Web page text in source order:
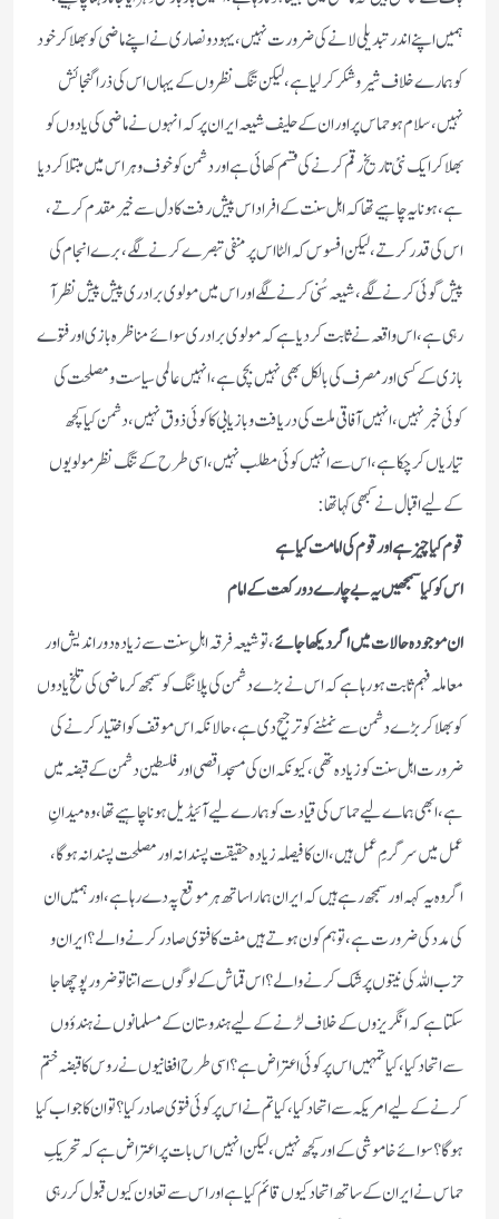
ہمیں اپنے اندر تبدیلی لانے کی ضرورت نہیں ، یہود و نصاری نے اپنے ماضی کو بھلا کر خود
کو ہمارے خلاف شیر و شکر کر لیا ہے ، لیکن تنگ نظروں کے یہاں اس کی ذرا گنجائش
نہیں ، سلام ہو حماس پر اور ان کے حلیف شیعہ ایران پر کہ انہوں نے ماضی کی یادوں کو
بھلا کر ایک نئی تاریخ رقم کرنے کی قسم کھائی ہے اور دشمن کو خوف و ہراس میں مبتلا کر دیا
ہے ، ہونا یہ چاہیے تھا کہ اہل سنت کے افراد اس پیش رفت کا دل سے خیر مقدم کرتے ،
اس کی قدر کرتے ، لیکن افسوس کہ الٹا اس پر منفی تبصرے کرنے لگے ، برے انجام کی
پیش گوئی کرنے لگے ، شیعہ سُنی کرنے لگے اور اس میں مولوی برادری پیش پیش نظر آ
رہی ہے ، اس واقعہ نے ثابت کر دیا ہے کہ مولوی برادری سوائے مناظرہ بازی اور فتوے
بازی کے کسی اور مصرف کی بالکل بھی نہیں بچی ہے ، انہیں عالمی سیاست و مصلحت کی
کوئی خبر نہیں ، انہیں آفاقی ملت کی دریافت و بازیابی کا کوئی ذوق نہیں ، دشمن کیا کچھ
تیاریاں کر چکا ہے ، اس سے انہیں کوئی مطلب نہیں ، اسی طرح کے تنگ نظر مولویوں
کے لیے اقبال نے کبھی کہا تھا :
قوم کیا چیز ہے اور قوم کی امامت کیا ہے
اس کو کیا سمجھیں یہ بے چارے دو رکعت کے امام
ان موجودہ حالات میں اگر دیکھا جائے، تو شیعہ فرقہ اہلِ سنت سے زیادہ دور اندیش اور
معاملہ فہم ثابت ہو رہا ہے کہ اس نے بڑے دشمن کی پلاننگ کو سمجھ کر ماضی کی تلخ یادوں
کو بھلا کر بڑے دشمن سے نمٹنے کو ترجیح دی ہے ، حالانکہ اس موقف کو اختیار کرنے کی
ضرورت اہل سنت کو زیادہ تھی ، کیونکہ ان کی مسجد اقصی اور فلسطین دشمن کے قبضہ میں
ہے ، ابھی ہماے لیے حماس کی قیادت کو ہمارے لیے آئیڈیل ہونا چاہیے تھا ، وہ میدانِ
عمل میں سرگرمِ عمل ہیں ، ان کا فیصلہ زیادہ حقیقت پسندانہ اور مصلحت پسندانہ ہوگا ،
اگر وہ یہ کہہ اور سمجھ رہے ہیں کہ ایران ہمارا ساتھ ہر موقع پہ دے رہا ہے ، اور ہمیں ان
کی مدد کی ضرورت ہے ، تو ہم کون ہوتے ہیں مفت کا فتوی صادر کرنے والے ؟ ایران و
حزب اللہ کی نیتوں پر شک کرنے والے ؟ اس قماش کے لوگوں سے اتنا تو ضرور پوچھا جا
سکتا ہے کہ انگریزوں کے خلاف لڑنے کے لیے ہندوستان کے مسلمانوں نے ہندؤوں
سے اتحاد کیا ، کیا تمہیں اس پر کوئی اعتراض ہے ؟ اسی طرح افغانیوں نے روس کا قبضہ ختم
کرنے کے لیے امریکہ سے اتحاد کیا ، کیا تم نے اس پر کوئی فتوی صادر کیا ؟ تو ان کا جواب کیا
ہوگا ؟ سوائے خاموشی کے اور کچھ نہیں ، لیکن انہیں اس بات پر اعتراض ہے کہ تحریکِ
حماس نے ایران کے ساتھ اتحاد کیوں قائم کیا ہے اور اس سے تعاون کیوں قبول کر رہی